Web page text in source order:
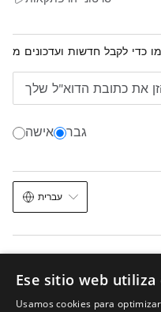
את כתובת הדוא"ל שלך
אישה גבר
עברית
הודעה משפטית עוגיות השימוש
Ese sitio web utiliza
Usamos cookies para